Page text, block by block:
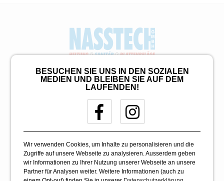
Ihr Spezialist für Sanitär, Bad, Heizung
und Plattenarbeiten in Möhlin
Nasstech GmbH
Bahnhofstrasse 132
CH - 4313 Möhlin
061 535 35 08
info@nasstech.ch
BESUCHEN SIE UNS IN DEN SOZIALEN
MEDIEN UND BLEIBEN SIE AUF DEM
LAUFENDEN!
Wir verwenden Cookies, um Inhalte zu personalisieren und die
Zugriffe auf unsere Webseite zu analysieren. Ausserdem geben
wir Informationen zu Ihrer Nutzung unserer Webseite an unsere
Partner für Analysen weiter. Weitere Informationen (auch zu